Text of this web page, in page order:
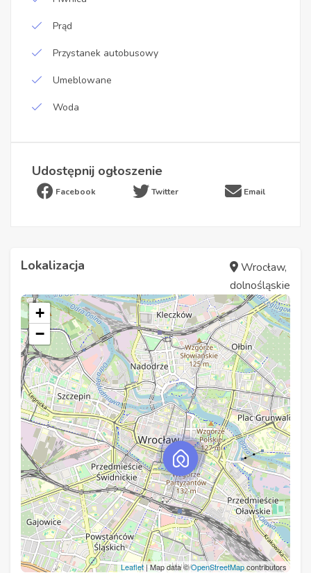
Prąd
Przystanek autobusowy
Umeblowane
Woda
Udostępnij ogłoszenie
Facebook Twitter Email
Lokalizacja
Wrocław,
dolnośląskie
+
−
Leaflet| Map data ©OpenStreetMapcontributors